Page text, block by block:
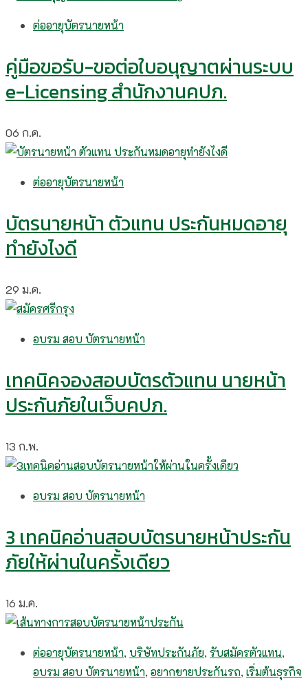
ต่ออายุบัตรนายหน้า
คู่มือขอรับ-ขอต่อใบอนุญาตผ่านระบบ
e-Licensing สำนักงานคปภ.
06 ก.ค.
ต่ออายุบัตรนายหน้า
บัตรนายหน้า ตัวแทน ประกันหมดอายุ
ทำยังไงดี
29 ม.ค.
อบรม สอบ บัตรนายหน้า
เทคนิคจองสอบบัตรตัวแทน นายหน้า
ประกันภัยในเว็บคปภ.
13 ก.พ.
อบรม สอบ บัตรนายหน้า
3 เทคนิคอ่านสอบบัตรนายหน้าประกัน
ภัยให้ผ่านในครั้งเดียว
16 ม.ค.
ต่ออายุบัตรนายหน้า, บริษัทประกันภัย, รับสมัครตัวแทน,
อบรม สอบ บัตรนายหน้า, อยากขายประกันรถ, เริ่มต้นธุรกิจ